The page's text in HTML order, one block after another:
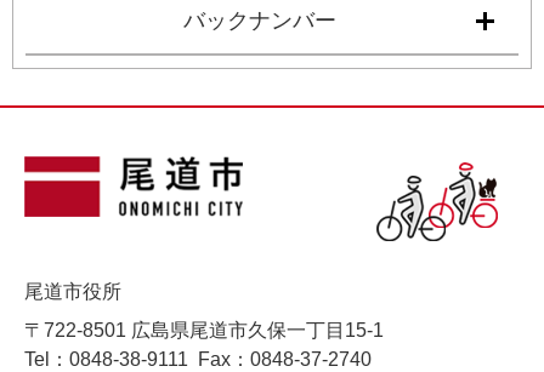
バックナンバー
尾道市役所
〒722-8501 広島県尾道市久保一丁目15-1
Tel：0848-38-9111
Fax：0848-37-2740